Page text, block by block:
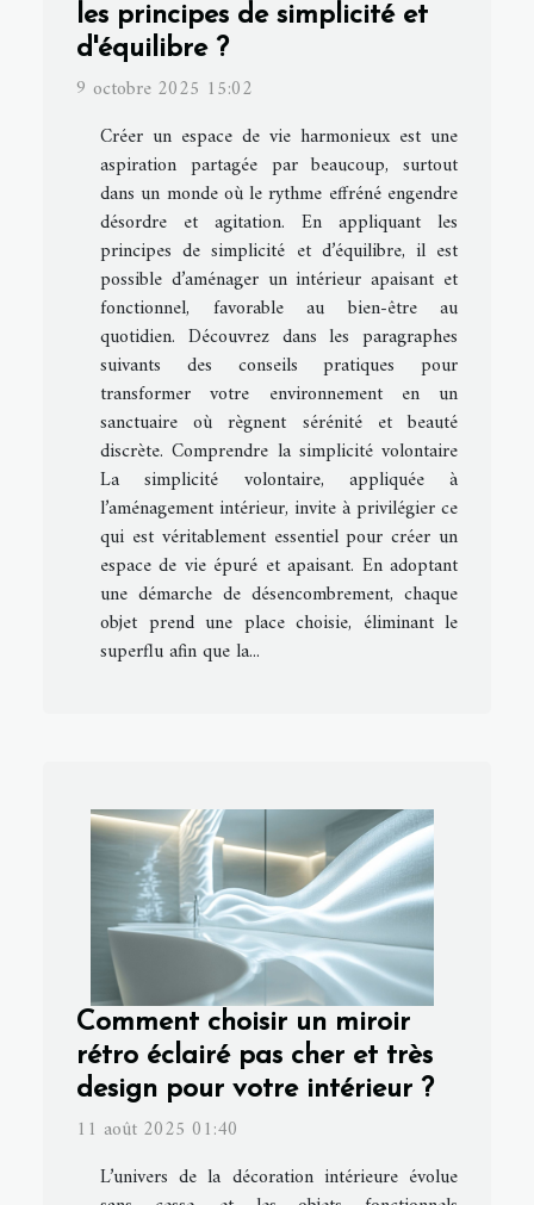
les principes de simplicité et
d'équilibre ?
9 octobre 2025 15:02
Créer un espace de vie harmonieux est une
aspiration partagée par beaucoup, surtout
dans un monde où le rythme effréné engendre
désordre et agitation. En appliquant les
principes de simplicité et d’équilibre, il est
possible d’aménager un intérieur apaisant et
fonctionnel, favorable au bien-être au
quotidien. Découvrez dans les paragraphes
suivants des conseils pratiques pour
transformer votre environnement en un
sanctuaire où règnent sérénité et beauté
discrète. Comprendre la simplicité volontaire
La simplicité volontaire, appliquée à
l’aménagement intérieur, invite à privilégier ce
qui est véritablement essentiel pour créer un
espace de vie épuré et apaisant. En adoptant
une démarche de désencombrement, chaque
objet prend une place choisie, éliminant le
superflu afin que la...
Comment choisir un miroir
rétro éclairé pas cher et très
design pour votre intérieur ?
11 août 2025 01:40
L’univers de la décoration intérieure évolue